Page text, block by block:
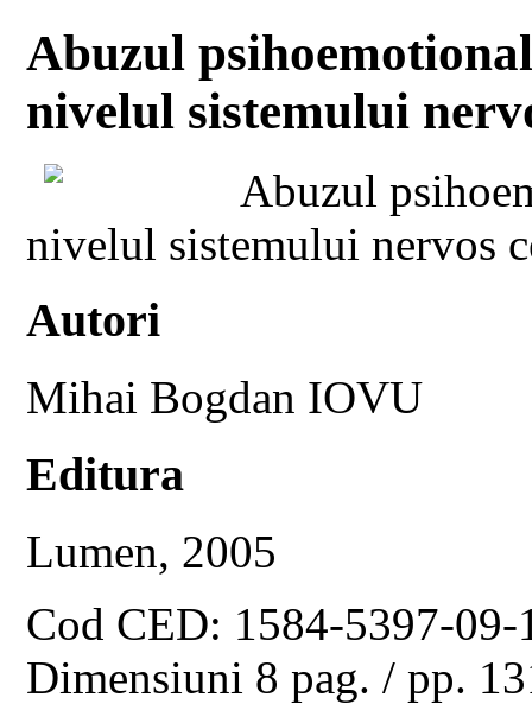
Abuzul
nivelul sistemului
Abuzul
nivelul sistemului nervos
Autori
Mihai Bogdan IOVU
Editura
Lumen, 2005
Cod CED: 1584-5397-09-
Dimensiuni 8 pag. / pp.